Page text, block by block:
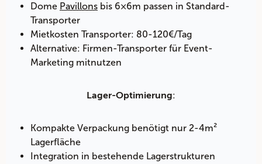
Dome Pavillons bis 6×6m passen in Standard-
Transporter
Mietkosten Transporter: 80-120€/Tag
Alternative: Firmen-Transporter für Event-
Marketing mitnutzen
Lager-Optimierung:
Kompakte Verpackung benötigt nur 2-4m²
Lagerfläche
Integration in bestehende Lagerstrukturen